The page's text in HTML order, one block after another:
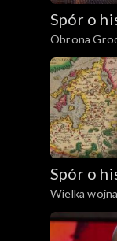
Spór o
Obrona
Spór o
Wielka